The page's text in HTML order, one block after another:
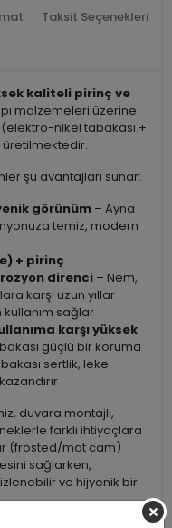
Taksit Seçenekleri
kaliteli pirinç ve
malzemeleri üzerine
(elektro-nikel tabakası +
şu avantajları sunar:
görünüm – Ayna
temiz, modern
+ pirinç
direnci – Nem,
karşı uzun yıllar
sağlar
karşı yüksek
güçlü bir koruma
sertlik, leke
duvara montajlı,
farklı ihtiyaçlara
(frosted/mat cam)
sağlarken,
ve hijyenik bir